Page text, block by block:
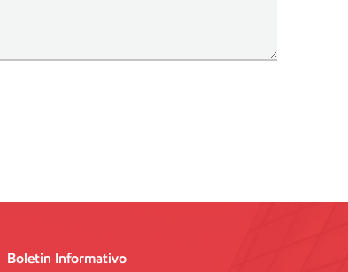
Boletin Informativo